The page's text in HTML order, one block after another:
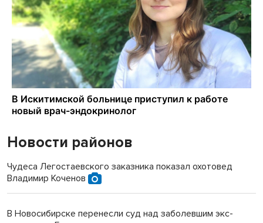
Новости районов
Чудеса Легостаевского заказника показал охотовед
Владимир Коченов
В Новосибирске перенесли суд над заболевшим экс-